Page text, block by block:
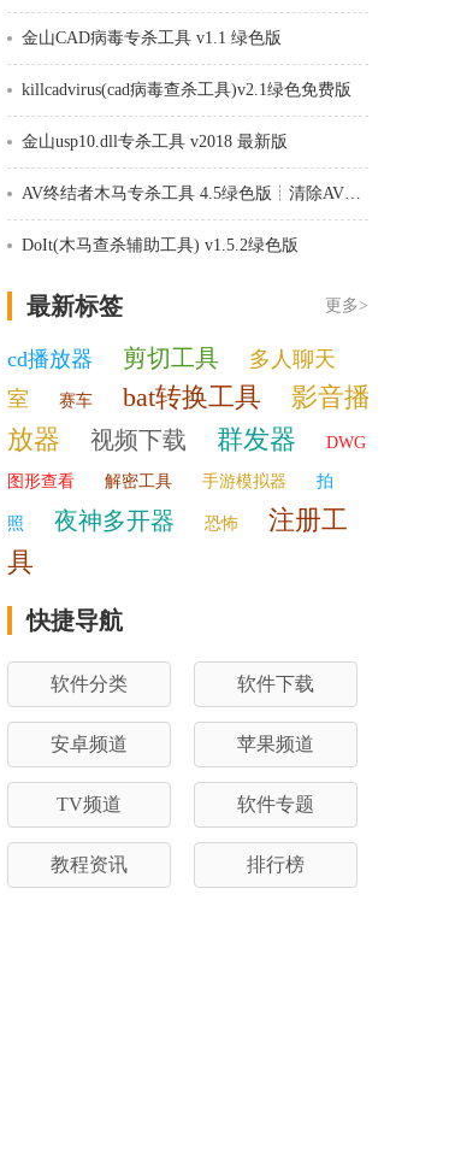
金山CAD病毒专杀工具 v1.1 绿色版
killcadvirus(cad病毒查杀工具)v2.1绿色免费版
金山usp10.dll专杀工具 v2018 最新版
AV终结者木马专杀工具 4.5绿色版┊清除AV终结者、修复Autorun.inf
DoIt(木马查杀辅助工具) v1.5.2绿色版
最新标签 更多>
cd播放器 剪切工具
多人聊天
室
赛车 bat转换工具
影音播
放器
视频下载 群发器 DWG
图形查看 解密工具 手游模拟器 拍
照 夜神多开器 恐怖
注册工
具
快捷导航
软件分类 软件下载
安卓频道 苹果频道
TV频道 软件专题
教程资讯 排行榜